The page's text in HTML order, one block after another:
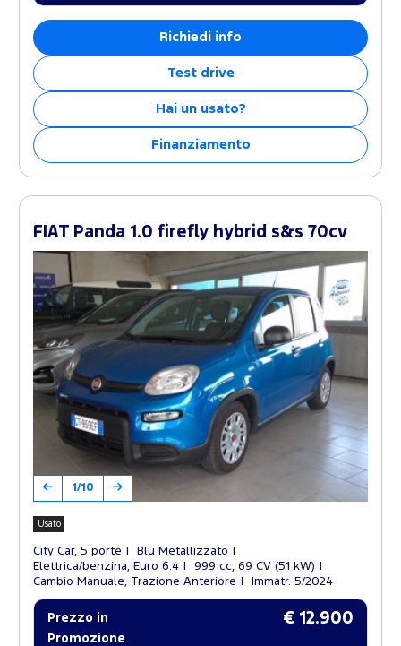
Richiedi info
Test drive
Hai un usato?
Finanziamento
FIAT Panda 1.0 firefly hybrid s&s 70cv
1/10
Usato
City Car, 5 porte
Blu Metallizzato
Elettrica/benzina, Euro 6.4
999 cc, 69 CV (51 kW)
Cambio Manuale, Trazione Anteriore
Immatr. 5/2024
Prezzo in
Promozione
€ 12.900